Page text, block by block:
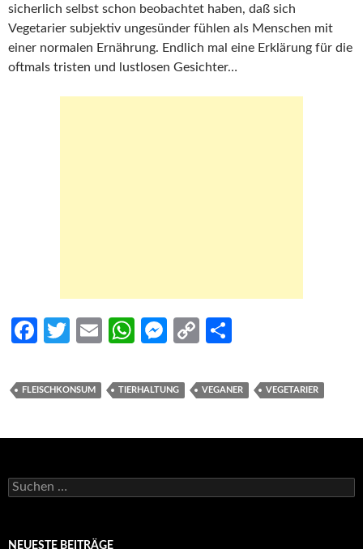
sicherlich selbst schon beobachtet haben, daß sich
Vegetarier subjektiv ungesünder fühlen als Menschen mit
einer normalen Ernährung. Endlich mal eine Erklärung für die
oftmals tristen und lustlosen Gesichter…
Fa
b
o
T
itt
E
ail
W
at
A
p
M
se
g
C
p
Li
k
ar
FLEISCHKONSUM TIERHALTUNG VEGANER VEGETARIER
Suchen
nach:
NEUESTE BEITRÄGE